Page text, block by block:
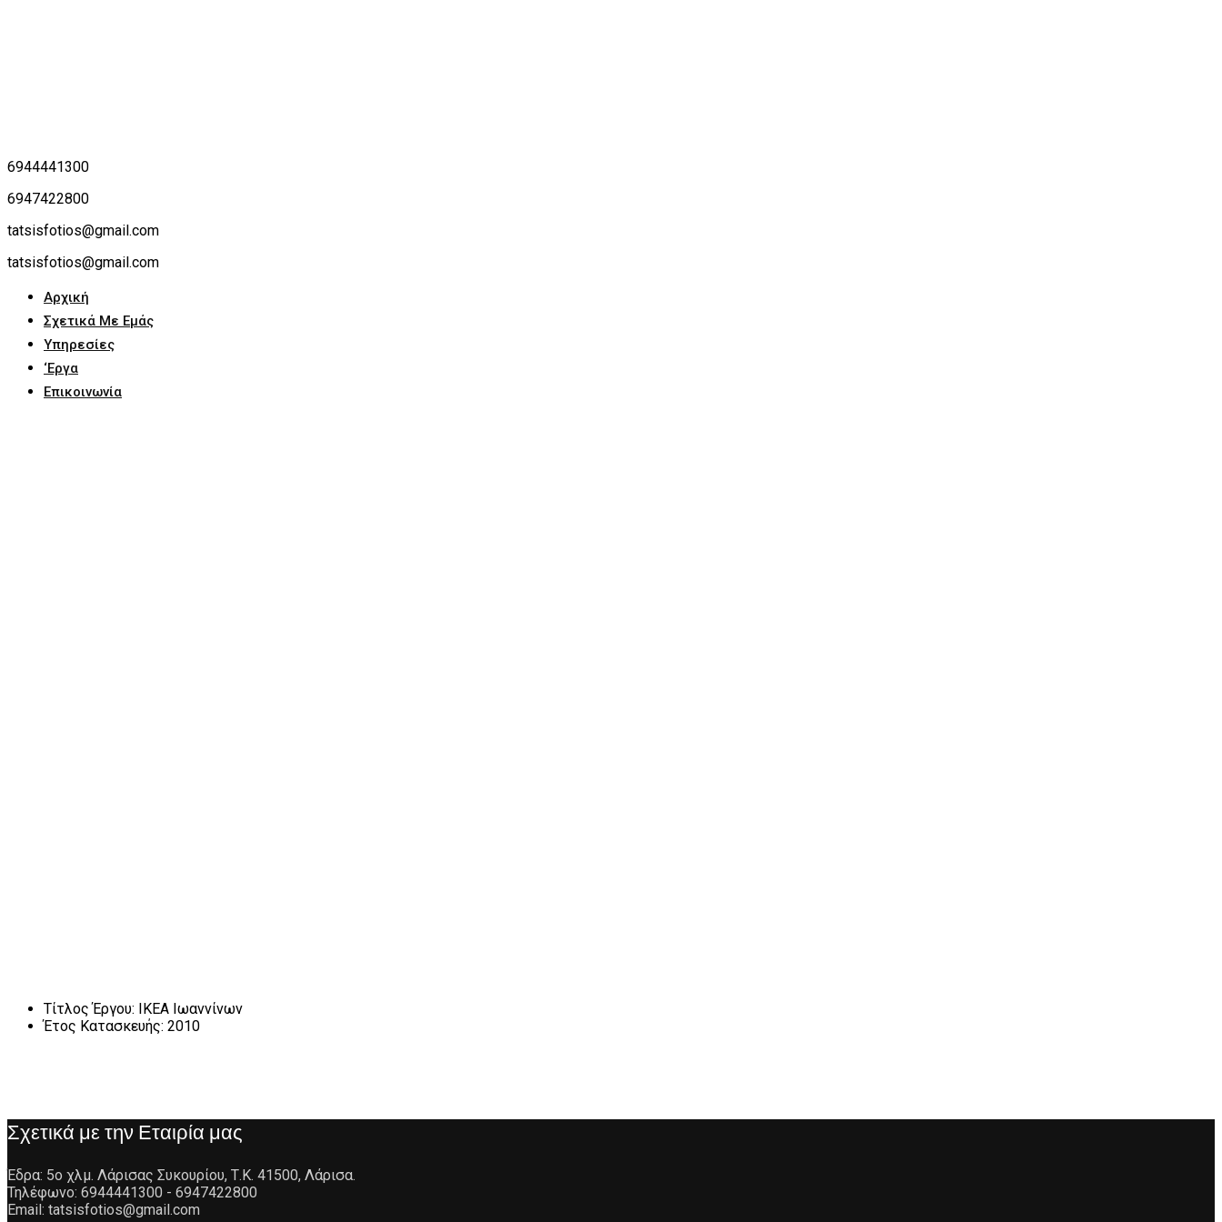
6944441300
6947422800
tatsisfotios@gmail.com
tatsisfotios@gmail.com
Αρχική
Σχετικά Με Εμάς
Υπηρεσίες
‘Εργα
Επικοινωνία
Τίτλος Έργου:
ΙΚΕΑ Ιωαννίνων
Έτος Κατασκευής: 2010
Σχετικά με την Εταιρία μας
Έδρα: 5ο χλμ. Λάρισας Συκουρίου, Τ.Κ. 41500, Λάρισα.
Τηλέφωνο: 6944441300 - 6947422800
Email: tatsisfotios@gmail.com